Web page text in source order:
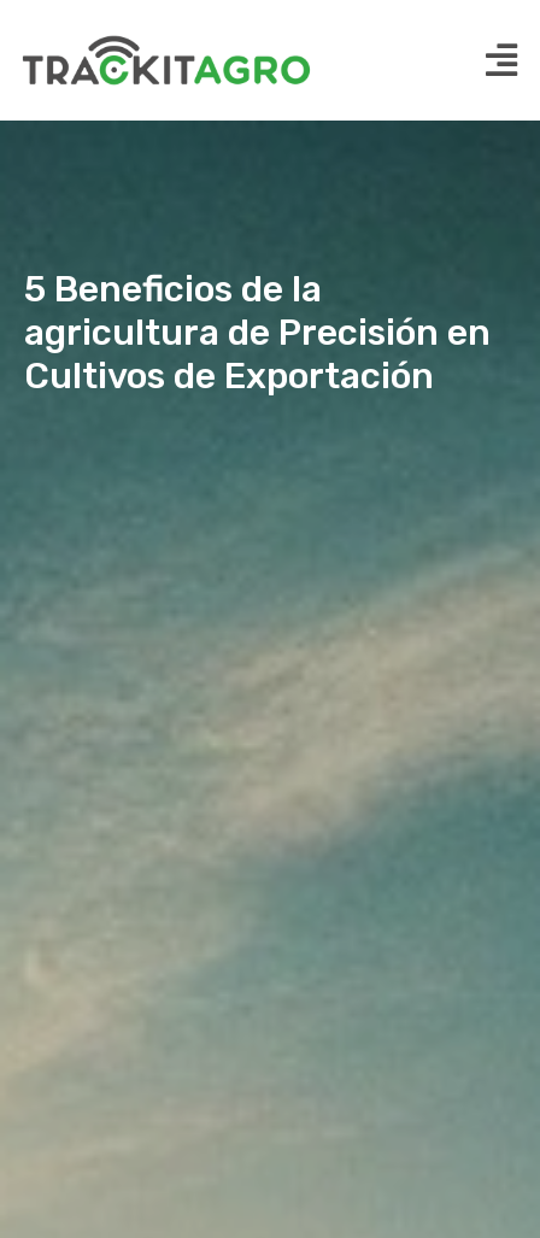
5 Beneficios de la
agricultura de Precisión en
Cultivos de Exportación